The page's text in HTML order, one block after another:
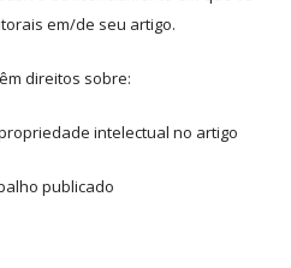
em/de seu artigo.
direitos sobre:
intelectual no artigo
publicado